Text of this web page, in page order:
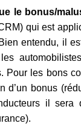
le bonus/
qui est
entendu, il
Pour les bons
d’un bonus
il sera